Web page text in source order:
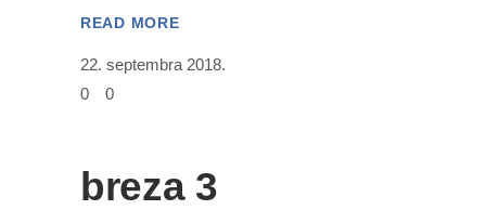
READ MORE
22. septembra 2018.
0
0
breza 3